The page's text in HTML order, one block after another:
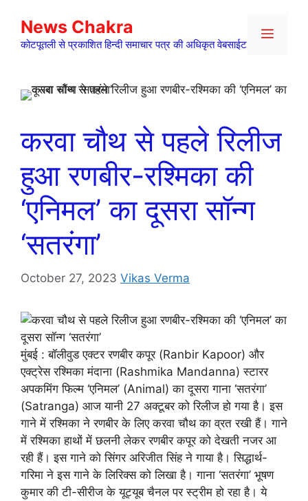
content
News Chakra
कोटपूतली से प्रकाशित हिन्दी समाचार पत्र की अधिकृत वेबसाईट
Menu
करवा चौथ से पहले रिलीज
हुआ रणबीर-रश्मिका की
‘एनिमल’ का दूसरा सॉन्ग
‘सतरंगा’
October 27, 2023 Vikas Verma
मुंबई : बॉलीवुड एक्टर रणबीर कपूर (Ranbir Kapoor) और
एक्ट्रेस रश्मिका मंदाना (Rashmika Mandanna) स्टारर
अपकमिंग फिल्म ‘एनिमल’ (Animal) का दूसरा गाना ‘सतरंगा’
(Satranga) आज यानी 27 अक्टूबर को रिलीज हो गया है। इस
गाने में रश्मिका ने रणबीर के लिए करवा चौथ का व्रत रखी हैं। गाने
में रश्मिका हाथों में छलनी लेकर रणबीर कपूर को देखती नजर आ
रही हैं। इस गाने को सिंगर अरिजीत सिंह ने गाया है। सिद्धार्थ-
गरिमा ने इस गाने के लिरिक्स को लिखा है। गाना ‘सतरंगा’ भूषण
कुमार की टी-सीरीज के यूट्यूब चैनल पर स्ट्रीम हो रहा है। ये